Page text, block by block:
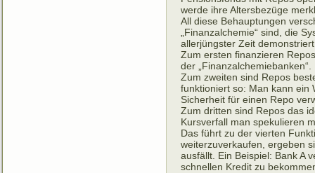
werde ihre Altersbezüge
All diese Behauptungen
„Finanzalchemie“ sind, die
allerjüngster Zeit
Zum ersten finanzieren
der „Finanzalchemiebanken“.
Zum zweiten sind Repos
funktioniert so: Man kann ein
Sicherheit für einen Repo
Zum dritten sind Repos das
Kursverfall man spekulieren
Das führt zu der vierten
weiterzuverkaufen, ergeben
ausfällt. Ein Beispiel: Bank A
schnellen Kredit zu